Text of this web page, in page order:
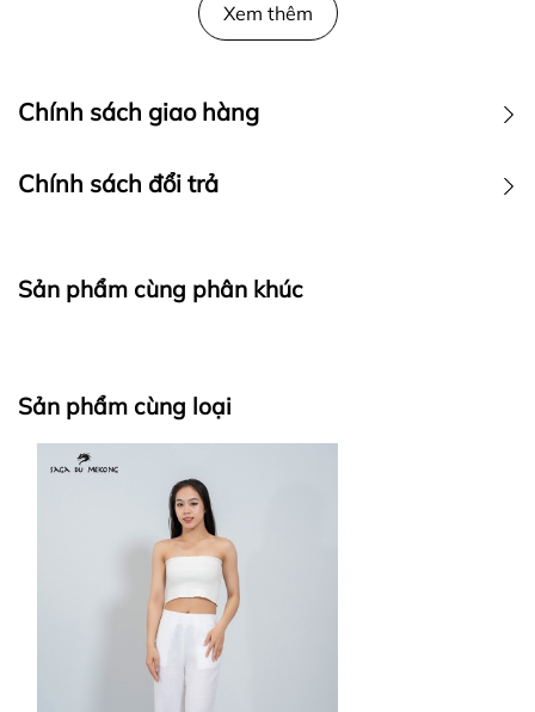
Xem thêm
Chính sách giao hàng
CHÍNH SÁCH GIAO HÀNG
Thời gian giao hàng
Đơn hàng nội và ngoại thành TP.HCM:
Chính sách đổi trả
Sản phẩm cùng phân khúc
Sản phẩm cùng loại